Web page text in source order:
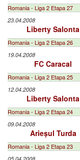
Romania - Liga 2 Etapa 27
23.04.2008
Liberty Salonta
Romania - Liga 2 Etapa 26
19.04.2008
FC Caracal
Romania - Liga 2 Etapa 25
12.04.2008
Liberty Salonta
Romania - Liga 2 Etapa 24
09.04.2008
Arieșul Turda
Romania - Liga 2 Etapa 23